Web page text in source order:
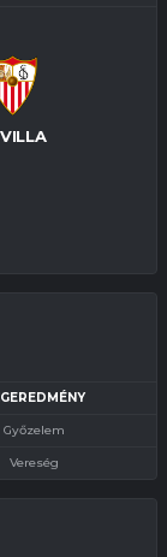
Győzelem
Vereség